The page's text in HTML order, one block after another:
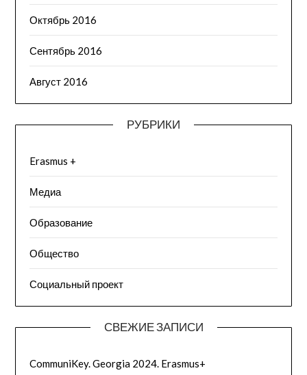
Октябрь 2016
Сентябрь 2016
Август 2016
РУБРИКИ
Erasmus +
Медиа
Образование
Общество
Социальный проект
СВЕЖИЕ ЗАПИСИ
CommuniKey. Georgia 2024. Erasmus+